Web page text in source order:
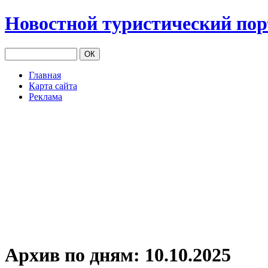
Новостной туристический
Главная
Карта сайта
Реклама
Архив по дням: 10.10.2025